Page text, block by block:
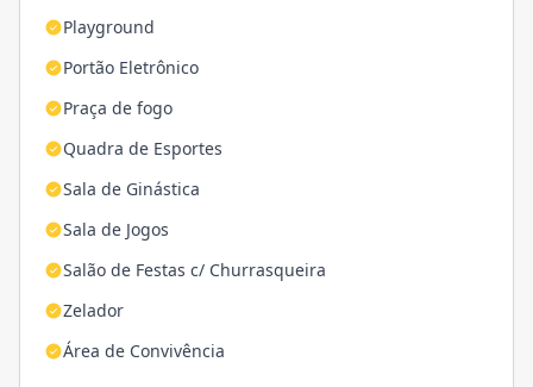
Playground
Portão Eletrônico
Praça de fogo
Quadra de Esportes
Sala de Ginástica
Sala de Jogos
Salão de Festas c/ Churrasqueira
Zelador
Área de Convivência